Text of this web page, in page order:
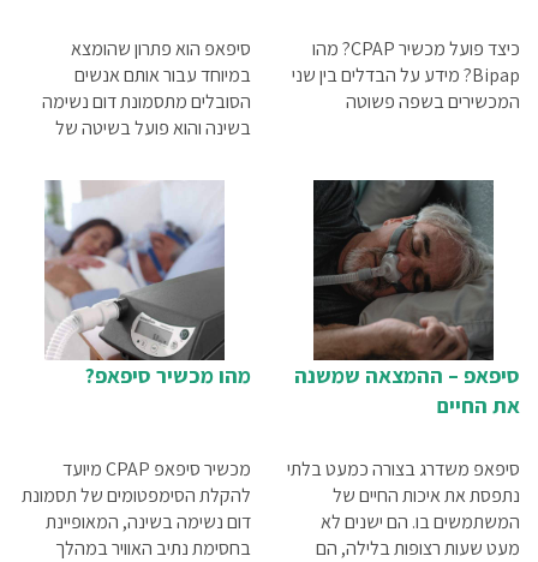
כיצד פועל מכשיר CPAP? מהו
Bipap? מידע על הבדלים בין שני
המכשירים בשפה פשוטה
סיפאפ הוא פתרון שהומצא
במיוחד עבור אותם אנשים
הסובלים מתסמונת דום נשימה
בשינה והוא פועל בשיטה של
מערכת הנשימה של המטופל.
הדבר מתבצע באמצעות מכשיר
שמזרים את האוויר דרך מסיכה
מיוחדת אל פיו ואפו של המטופל
סיפאפ – ההמצאה שמשנה
את החיים
סיפאפ משדרג בצורה כמעט בלתי
נתפסת את איכות החיים של
המשתמשים בו. הם ישנים לא
מעט שעות רצופות בלילה, הם
מהו מכשיר סיפאפ?
מכשיר סיפאפ CPAP מיועד
להקלת הסימפטומים של תסמונת
דום נשימה בשינה, המאופיינת
בחסימת נתיב האוויר במהלך